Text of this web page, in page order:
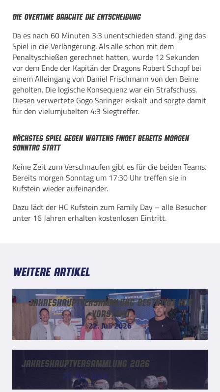
Die Overtime brachte die Entscheidung
Da es nach 60 Minuten 3:3 unentschieden stand, ging das
Spiel in die Verlängerung. Als alle schon mit dem
Penaltyschießen gerechnet hatten, wurde 12 Sekunden
vor dem Ende der Kapitän der Dragons Robert Schopf bei
einem Alleingang von Daniel Frischmann von den Beine
geholten. Die logische Konsequenz war ein Strafschuss.
Diesen verwertete Gogo Saringer eiskalt und sorgte damit
für den vielumjubelten 4:3 Siegtreffer.
Nächstes Spiel gegen Wattens findet bereits morgen
Sonntag statt
Keine Zeit zum Verschnaufen gibt es für die beiden Teams.
Bereits morgen Sonntag um 17:30 Uhr treffen sie in
Kufstein wieder aufeinander.
Dazu lädt der HC Kufstein zum Family Day – alle Besucher
unter 16 Jahren erhalten kostenlosen Eintritt.
Weitere Artikel
Jahreshauptversammlung bestätigt HCK
Vorstand
22. Juli 2026
Jahreshauptversammlung 2026
29. Mai 2026